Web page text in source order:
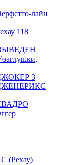
лайн
118
ВЫВЕДЕН
3
ДЖЕНЕРИКС
(Рехау)